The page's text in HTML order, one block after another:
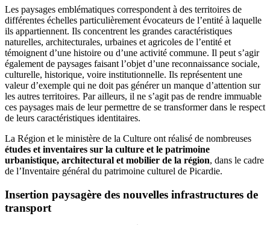
Les paysages emblématiques correspondent à des territoires de
différentes échelles particulièrement évocateurs de l’entité à laquelle
ils appartiennent. Ils concentrent les grandes caractéristiques
naturelles, architecturales, urbaines et agricoles de l’entité et
témoignent d’une histoire ou d’une activité commune. Il peut s’agir
également de paysages faisant l’objet d’une reconnaissance sociale,
culturelle, historique, voire institutionnelle. Ils représentent une
valeur d’exemple qui ne doit pas générer un manque d’attention sur
les autres territoires. Par ailleurs, il ne s’agit pas de rendre immuable
ces paysages mais de leur permettre de se transformer dans le respect
de leurs caractéristiques identitaires.
La Région et le ministère de la Culture ont réalisé de nombreuses
études et inventaires sur la culture et le patrimoine
urbanistique, architectural et mobilier de la région, dans le cadre
de l’Inventaire général du patrimoine culturel de Picardie.
Insertion paysagère des nouvelles infrastructures de
transport